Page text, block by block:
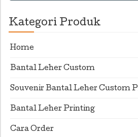
Kategori Produk
Home
Bantal Leher Custom
Souvenir Bantal Leher Custom
Bantal Leher Printing
Cara Order